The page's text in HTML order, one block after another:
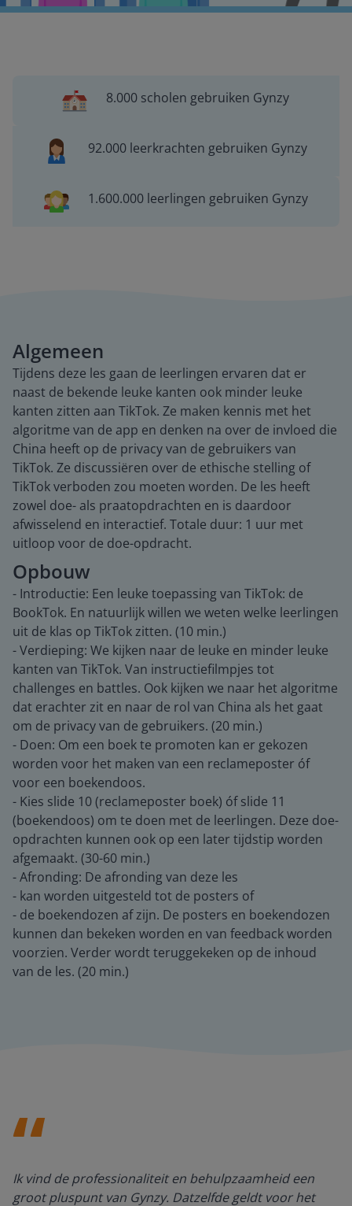
8.000 scholen gebruiken Gynzy
92.000 leerkrachten gebruiken Gynzy
1.600.000 leerlingen gebruiken Gynzy
Algemeen
Tijdens deze les gaan de leerlingen ervaren dat er
naast de bekende leuke kanten ook minder leuke
kanten zitten aan TikTok. Ze maken kennis met het
algoritme van de app en denken na over de invloed die
China heeft op de privacy van de gebruikers van
TikTok. Ze discussiëren over de ethische stelling of
TikTok verboden zou moeten worden. De les heeft
zowel doe- als praatopdrachten en is daardoor
afwisselend en interactief. Totale duur: 1 uur met
uitloop voor de doe-opdracht.
Opbouw
- Introductie: Een leuke toepassing van TikTok: de
BookTok. En natuurlijk willen we weten welke leerlingen
uit de klas op TikTok zitten. (10 min.)
- Verdieping: We kijken naar de leuke en minder leuke
kanten van TikTok. Van instructiefilmpjes tot
challenges en battles. Ook kijken we naar het algoritme
dat erachter zit en naar de rol van China als het gaat
om de privacy van de gebruikers. (20 min.)
- Doen: Om een boek te promoten kan er gekozen
worden voor het maken van een reclameposter óf
voor een boekendoos.
- Kies slide 10 (reclameposter boek) óf slide 11
(boekendoos) om te doen met de leerlingen. Deze doe-
opdrachten kunnen ook op een later tijdstip worden
afgemaakt. (30-60 min.)
- Afronding: De afronding van deze les
- kan worden uitgesteld tot de posters of
- de boekendozen af zijn. De posters en boekendozen
kunnen dan bekeken worden en van feedback worden
voorzien. Verder wordt teruggekeken op de inhoud
van de les. (20 min.)
Ik vind de professionaliteit en behulpzaamheid een
groot pluspunt van Gynzy. Datzelfde geldt voor het